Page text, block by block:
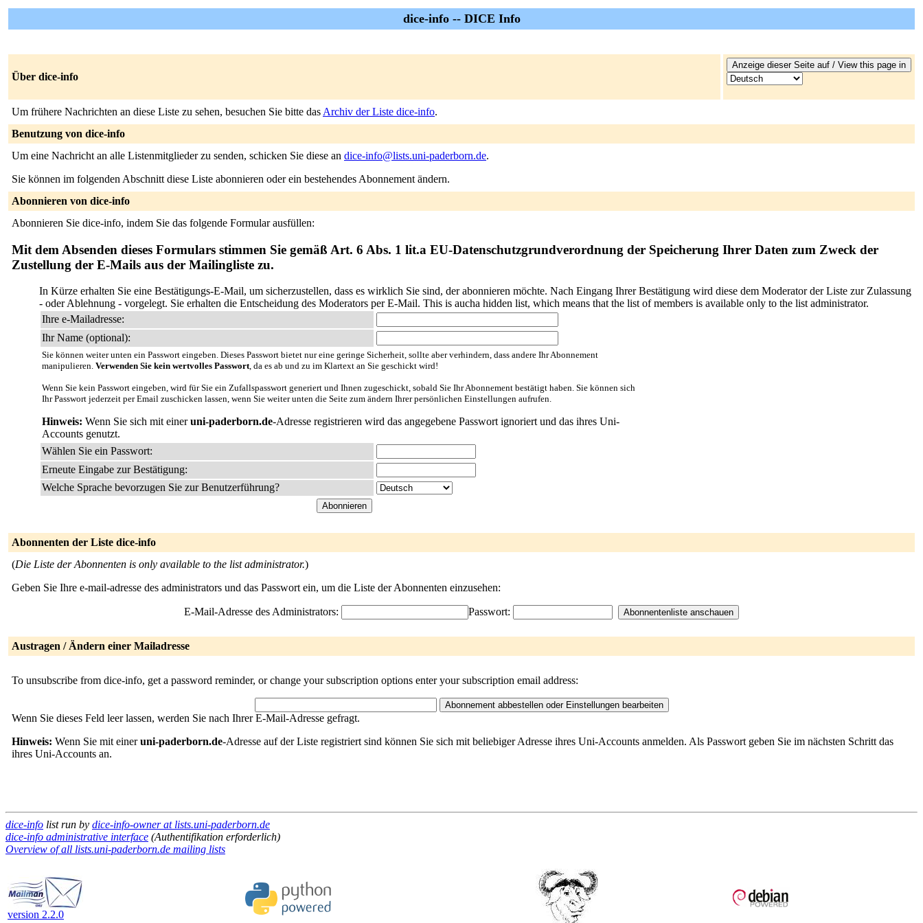
dice-info -- DICE Info
Über dice-info
Um frühere Nachrichten an diese Liste zu sehen, besuchen Sie bitte das Archiv der Liste dice-info.
Benutzung von dice-info
Um eine Nachricht an alle Listenmitglieder zu senden, schicken Sie diese an dice-info@lists.uni-paderborn.de.
Sie können im folgenden Abschnitt diese Liste abonnieren oder ein bestehendes Abonnement ändern.
Abonnieren von dice-info
Abonnieren Sie dice-info, indem Sie das folgende Formular ausfüllen:
Mit dem Absenden dieses Formulars stimmen Sie gemäß Art. 6 Abs. 1 lit.a EU-Datenschutzgrundverordnung der Speicherung Ihrer Daten zum Zweck der
Zustellung der E-Mails aus der Mailingliste zu.
In Kürze erhalten Sie eine Bestätigungs-E-Mail, um sicherzustellen, dass es wirklich Sie sind, der abonnieren möchte. Nach Eingang Ihrer Bestätigung wird diese dem Moderator der Liste zur Zulassung
- oder Ablehnung - vorgelegt. Sie erhalten die Entscheidung des Moderators per E-Mail. This is aucha hidden list, which means that the list of members is available only to the list administrator.
Ihre e-Mailadresse:
Ihr Name (optional):
Sie können weiter unten ein Passwort eingeben. Dieses Passwort bietet nur eine geringe Sicherheit, sollte aber verhindern, dass andere Ihr Abonnement
manipulieren. Verwenden Sie kein wertvolles Passwort, da es ab und zu im Klartext an Sie geschickt wird!
Wenn Sie kein Passwort eingeben, wird für Sie ein Zufallspasswort generiert und Ihnen zugeschickt, sobald Sie Ihr Abonnement bestätigt haben. Sie können sich
Ihr Passwort jederzeit per Email zuschicken lassen, wenn Sie weiter unten die Seite zum ändern Ihrer persönlichen Einstellungen aufrufen.
Hinweis: Wenn Sie sich mit eineruni-paderborn.de-Adresse registrieren wird das angegebene Passwort ignoriert und das ihres Uni-
Accounts genutzt.
Wählen Sie ein Passwort:
Erneute Eingabe zur Bestätigung:
Welche Sprache bevorzugen Sie zur Benutzerführung?
Abonnenten der Liste dice-info
(Die Liste der Abonnenten is only available to the list administrator.)
Geben Sie Ihre e-mail-adresse des administrators und das Passwort ein, um die Liste der Abonnenten einzusehen:
E-Mail-Adresse des Administrators: Passwort:
Austragen / Ändern einer Mailadresse
To unsubscribe from dice-info, get a password reminder, or change your subscription options enter your subscription email address:
Wenn Sie dieses Feld leer lassen, werden Sie nach Ihrer E-Mail-Adresse gefragt.
Hinweis: Wenn Sie mit eineruni-paderborn.de-Adresse auf der Liste registriert sind können Sie sich mit beliebiger Adresse ihres Uni-Accounts anmelden. Als Passwort geben Sie im nächsten Schritt das
ihres Uni-Accounts an.
dice-info list run by dice-info-owner at lists.uni-paderborn.de
dice-info administrative interface (Authentifikation erforderlich)
Overview of all lists.uni-paderborn.de mailing lists
version 2.2.0